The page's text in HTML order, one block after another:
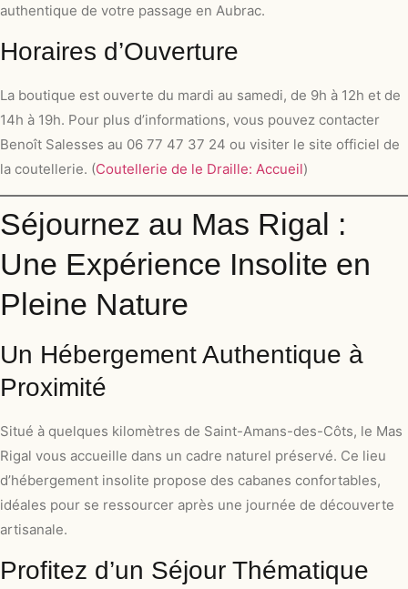
authentique de votre passage en Aubrac.
Horaires d’Ouverture
La boutique est ouverte du mardi au samedi, de 9h à 12h et de
14h à 19h. Pour plus d’informations, vous pouvez contacter
Benoît Salesses au 06 77 47 37 24 ou visiter le site officiel de
la coutellerie. (Coutellerie de le Draille: Accueil)
Séjournez au Mas Rigal :
Une Expérience Insolite en
Pleine Nature
Un Hébergement Authentique à
Proximité
Situé à quelques kilomètres de Saint-Amans-des-Côts, le Mas
Rigal vous accueille dans un cadre naturel préservé. Ce lieu
d’hébergement insolite propose des cabanes confortables,
idéales pour se ressourcer après une journée de découverte
artisanale.
Profitez d’un Séjour Thématique